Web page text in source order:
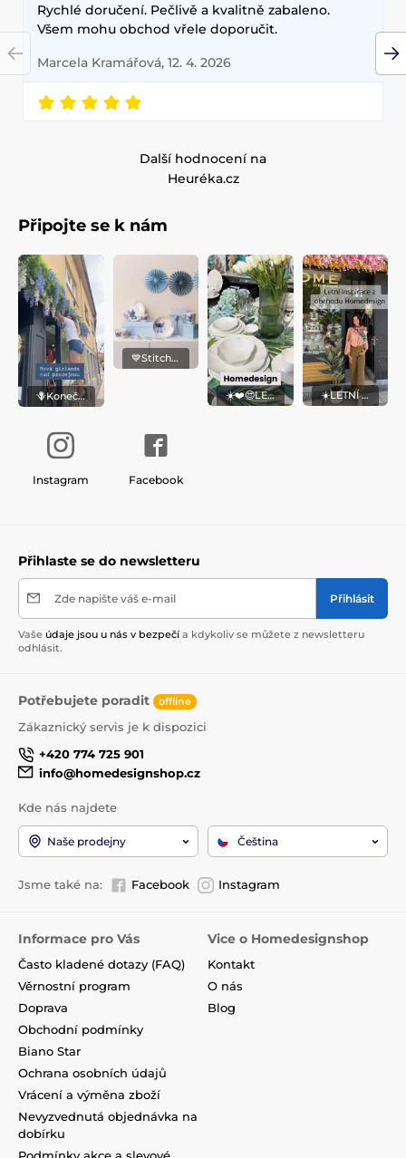
Rychlé doručení. Pečlivě a kvalitně zabaleno.
Všem mohu obchod vřele doporučit.
Marcela Kramářová, 12. 4. 2026
Další hodnocení na
Heuréka.cz
Připojte se k nám
🪻Konečně jsme na léto připravily novou girlandu nad naši prodejnu v Hodoníně. Chtěly jsme, aby byla lehčí, vzdušnější a přesně
💙Stitch na dětském nádobí? To je láska na první pohled!
☀️❤️😍LETNÍ INSPIRACE PRO VÁŠ DOMOV – ORIGINÁLNÍ DEKORACE, UMĚLÉ KVĚTINY, ALE I NÁDHERNÝ PORCELÁN. Z OBCHODU @homedesignshop_hod ☀️LETNÍ INSPIRACE Z OBCHŮDKU @homedesignshop_hodonin V HODONÍNĚ
Instagram Facebook
Přihlaste se do newsletteru
Zde napište váš e-mail Přihlásit
Vaše údaje jsou u nás v bezpečí a kdykoliv se můžete z newsletteru
odhlásit.
Potřebujete poradit offline
Zákaznický servis je k dispozici
+420 774 725 901
info@homedesignshop.cz
Kde nás najdete
Naše prodejny Čeština
Jsme také na: Facebook Instagram
Informace pro Vás
Často kladené dotazy (FAQ)
Věrnostní program
Doprava
Obchodní podmínky
Biano Star
Ochrana osobních údajů
Vrácení a výměna zboží
Nevyzvednutá objednávka na
dobírku
Vice o Homedesignshop
Kontakt
O nás
Blog